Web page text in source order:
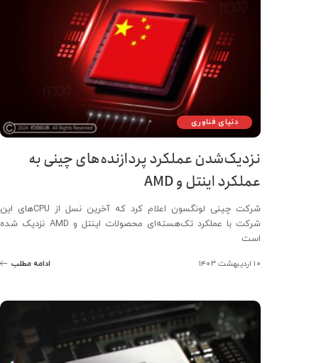
دنیای فناوری
نزدیک‌شدن عملکرد پردازنده‌های چینی به
عملکرد اینتل و AMD
شرکت چینی لونگسون اعلام کرد که آخرین نسل از CPU‌های این
شرکت با عملکرد تک‌هسته‌ای محصولات اینتل و AMD‌ نزدیک شده
است
۱۰ اردیبهشت ۱۴۰۳ ادامه مطلب